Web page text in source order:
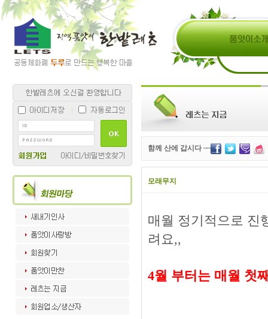
함께 산에 갑시다 ~~
모래무지
매월 정기적으로 진
려요,,
4월 부터는 매월 첫